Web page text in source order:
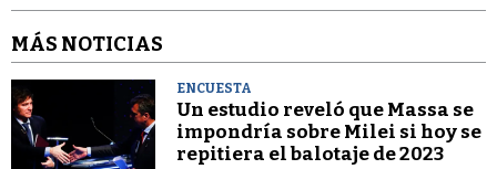
MÁS NOTICIAS
ENCUESTA
Un estudio reveló que Massa se
impondría sobre Milei si hoy se
repitiera el balotaje de 2023